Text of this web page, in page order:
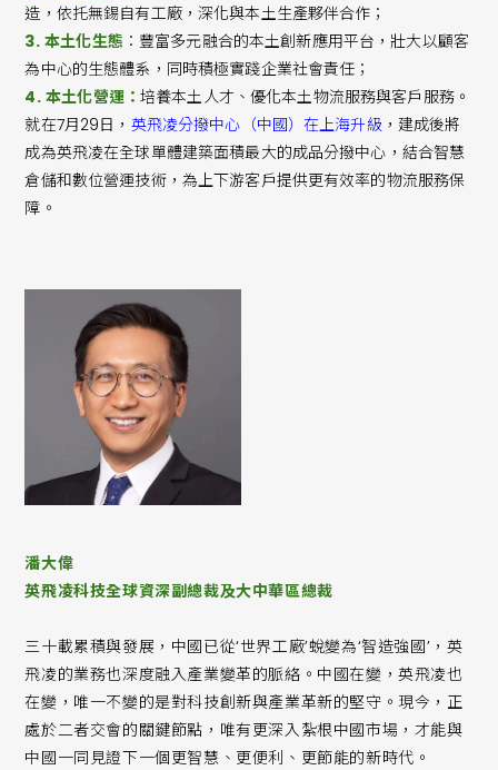
造，依托無錫自有工廠，深化與本土生產夥伴合作；
3.本土化生態 ：豐富多元融合的本土創新應用平台，壯大以顧客
為中心的生態體系，同時積極實踐企業社會責任；
4.本土化營運：培養本土人才、優化本土物流服務與客戶服務。
就在7月29日， 英飛凌分撥中心（中國）在上海升級 ，建成後將
成為英飛凌在全球單體建築面積最大的成品分撥中心，結合智慧
倉儲和數位營運技術，為上下游客戶提供更有效率的物流服務保
障。
潘大偉
英飛凌科技全球資深副總裁及大中華區總裁
三十載累積與發展，中國已從‘世界工廠’蛻變為‘智造強國’，英
飛凌的業務也深度融入產業變革的脈絡。中國在變，英飛凌也
在變，唯一不變的是對科技創新與產業革新的堅守。現今，正
處於二者交會的關鍵節點，唯有更深入紮根中國市場，才能與
中國一同見證下一個更智慧、更便利、更節能的新時代。